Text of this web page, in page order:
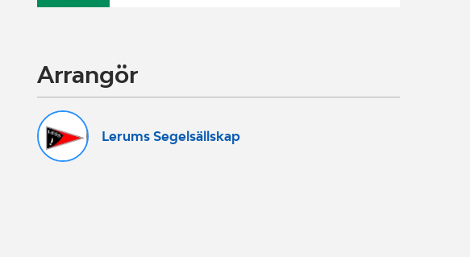
Arrangör
Lerums Segelsällskap